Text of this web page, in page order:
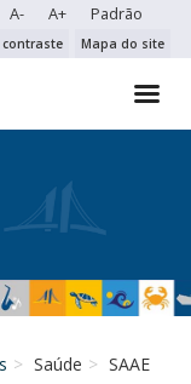
A- A+ Padrão
Mapa do site
Saúde
SAAE